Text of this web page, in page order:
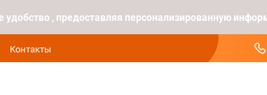
, предоставляя персонализированную
Контакты